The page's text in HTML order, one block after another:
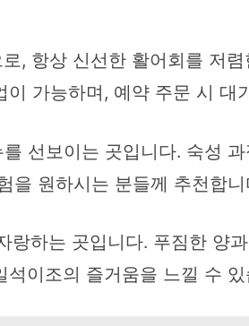
, 항상 신선한 활어회를 저
가능하며, 예약 주문 시 대
선보이는 곳입니다. 숙성
을 원하시는 분들께 추천합니
랑하는 곳입니다. 푸짐한 양
이조의 즐거움을 느낄 수 있